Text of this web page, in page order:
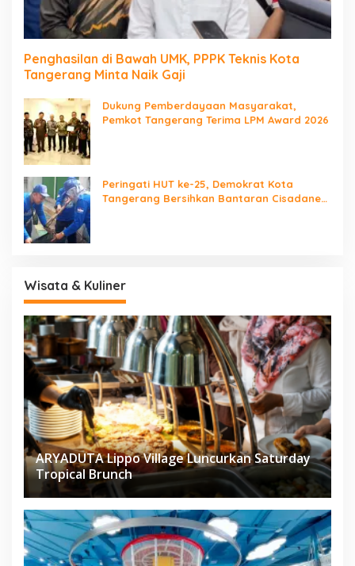
Penghasilan di Bawah UMK, PPPK Teknis Kota
Tangerang Minta Naik Gaji
Dukung Pemberdayaan Masyarakat,
Pemkot Tangerang Terima LPM Award 2026
Peringati HUT ke-25, Demokrat Kota
Tangerang Bersihkan Bantaran Cisadane
Wisata & Kuliner
ARYADUTA Lippo Village Luncurkan Saturday
Tropical Brunch